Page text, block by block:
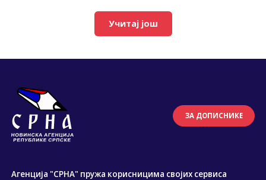
Учитај још
ЗА ДОПИСНИКЕ
Агенција "СРНА" пружа корисницима својих сервиса